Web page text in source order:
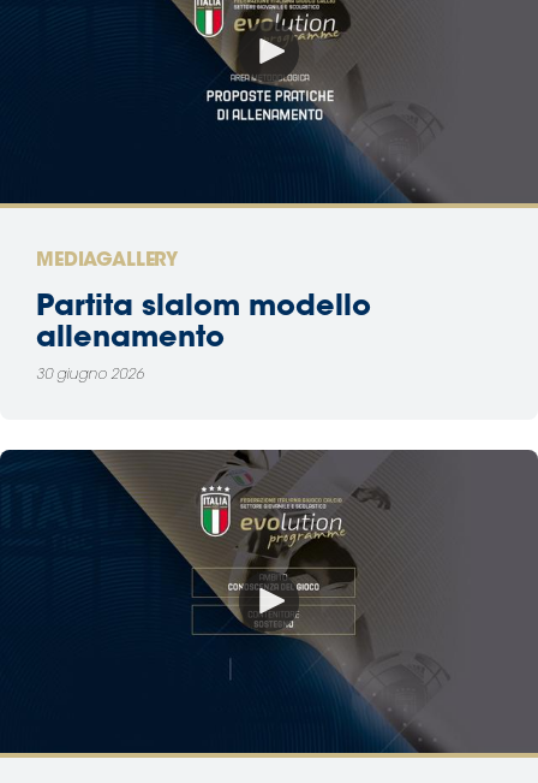
MEDIAGALLERY
Partita slalom modello
allenamento
30 giugno 2026